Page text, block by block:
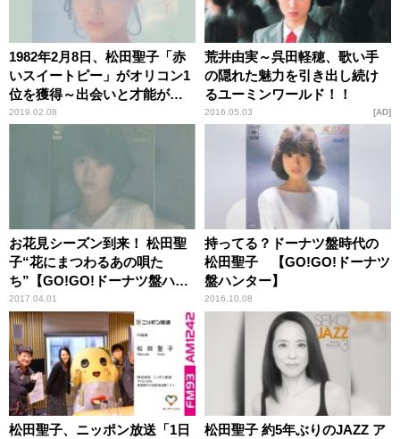
1982年2月8日、松田聖子「赤
いスイートピー」がオリコン1
位を獲得～出会いと才能が生
み出した奇跡的な楽曲
2019.02.08
荒井由実～呉田軽穂、歌い手
の隠れた魅力を引き出し続け
るユーミンワールド！！
2016.05.03 AD
お花見シーズン到来！ 松田聖
子“花にまつわるあの唄た
ち”【GO!GO!ドーナツ盤ハン
ター】
2017.04.01
持ってる？ドーナツ盤時代の
松田聖子 【GO!GO!ドーナツ
盤ハンター】
2016.10.08
松田聖子、ニッポン放送「1日
松田聖子 約5年ぶりのJAZZ ア